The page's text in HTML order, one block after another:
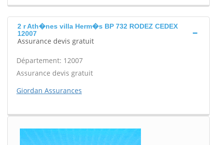
2 r Ath�nes villa Herm�s BP 732 RODEZ CEDEX
12007
Assurance devis gratuit
Département: 12007
Assurance devis gratuit
Giordan Assurances